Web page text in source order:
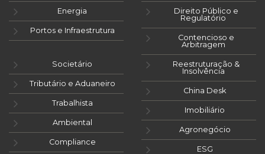
Energia
Portos e Infraestrutura
Direito Público e
Regulatório
Contencioso e
Arbitragem
Societário
Tributário e Aduaneiro
Trabalhista
Ambiental
Compliance
Reestruturação &
Insolvência
China Desk
Imobiliário
Agronegócio
ESG